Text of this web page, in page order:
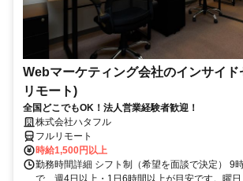
Webマーケティング会社のインサイド
リモート)
全国どこでもOK！法人営業経験者歓迎！
株式会社ハタフル
フルリモート
時給1,500円以上
勤務時間詳細 シフト制（希望を面談で決定） 9